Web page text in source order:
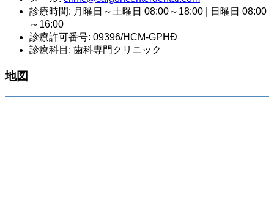
診療時間: 月曜日～土曜日 08:00～18:00 | 日曜日 08:00
～16:00
診療許可番号: 09396/HCM-GPHĐ
診療科目: 歯科専門クリニック
地図